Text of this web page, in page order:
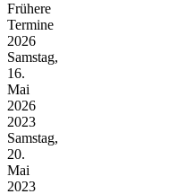
Frühere
Termine
2026
Samstag,
16.
Mai
2026
2023
Samstag,
20.
Mai
2023